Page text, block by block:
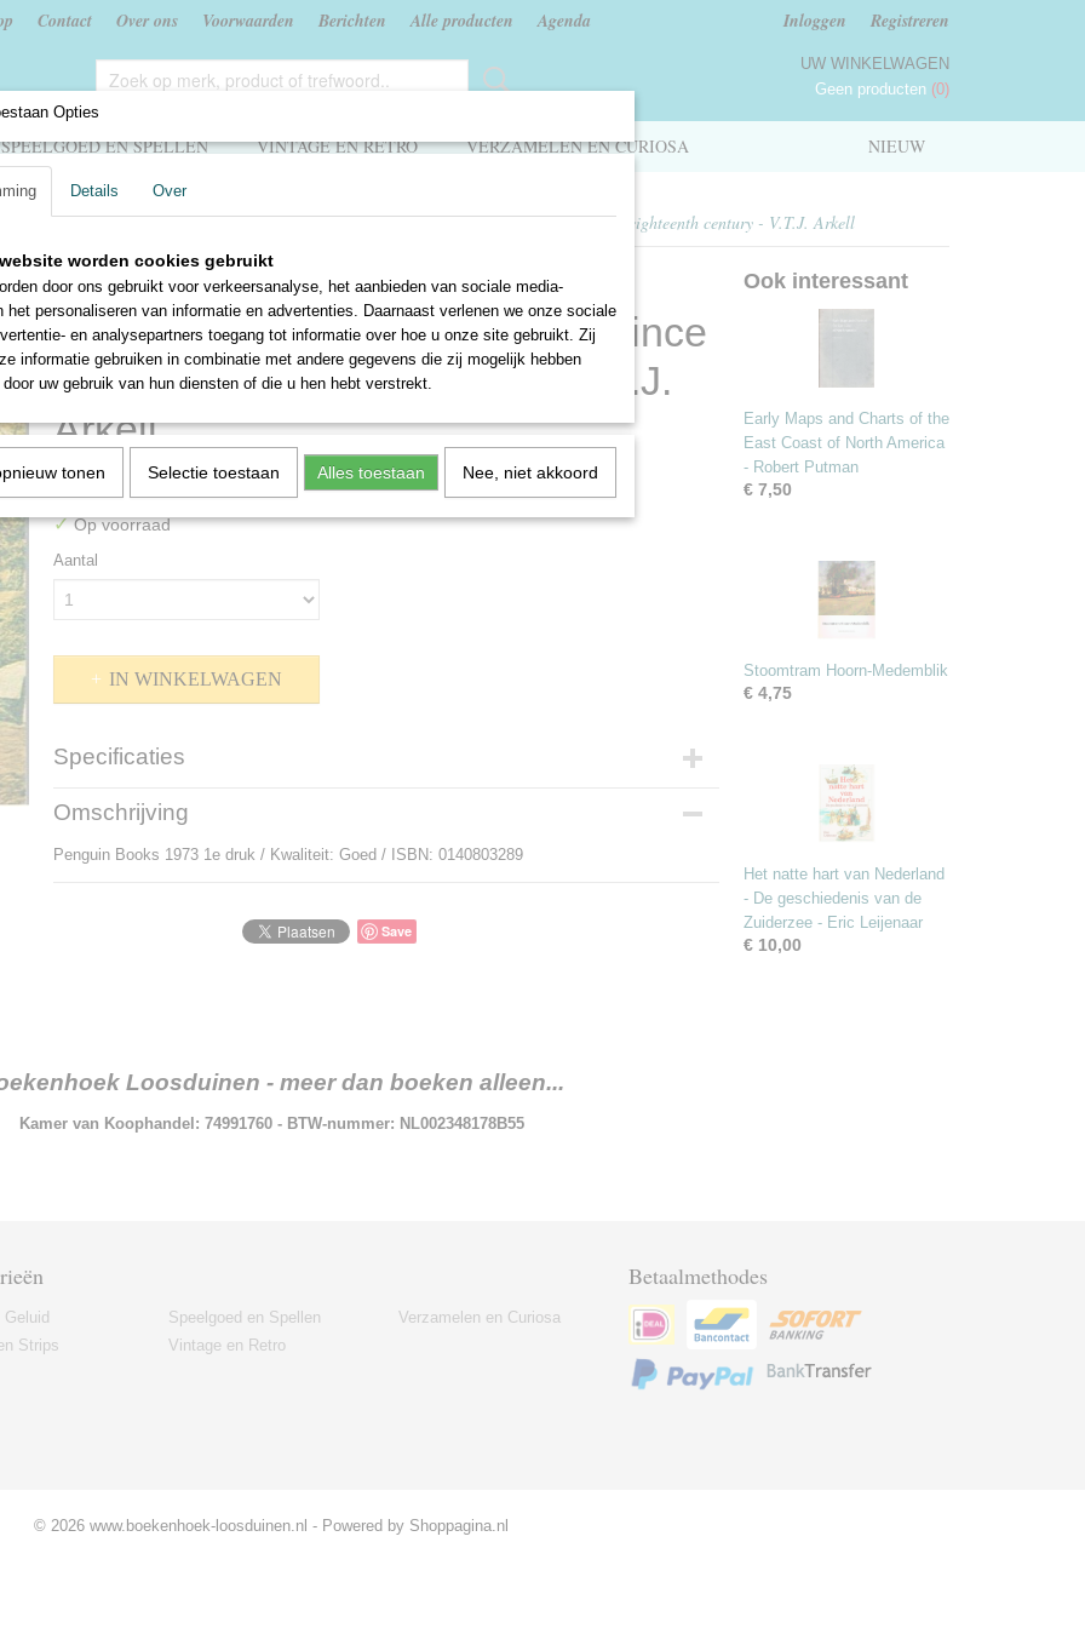
Contact Over ons Voorwaarden Berichten Alle producten Agenda Inloggen Registreren
UW WINKELWAGEN
Geen producten (0)
NIEUW
SPEELGOED EN SPELLEN VINTAGE EN RETRO VERZAMELEN EN CURIOSA
>Algemeen>Britain transformed - the development of British society since the mid-eighteenth century - V.T.J. Arkell
Britain transformed - the
development of British society since
the mid-eighteenth century - V.T.J.
Arkell
€ 6,75
✓Op voorraad
Aantal
IN WINKELWAGEN
Specificaties
Productcode
Bruto gewicht
Omschrijving
Penguin Books 1973 1e druk / Kwaliteit: Goed / ISBN: 0140803289
Save
Ook interessant
Early Maps and Charts of the
East Coast of North America
- Robert Putman
€ 7,50
Stoomtram Hoorn-Medemblik
€ 4,75
Het natte hart van Nederland
- De geschiedenis van de
Zuiderzee - Eric Leijenaar
€ 10,00
Loosduinen - meer dan boeken alleen...
Kamer van Koophandel: 74991760 - BTW-nummer: NL002348178B55
Strips
Speelgoed en Spellen
Vintage en Retro
Verzamelen en Curiosa
Betaalmethodes
© 2026 www.boekenhoek-loosduinen.nl - Powered by Shoppagina.nl
Opties
Details Over
worden cookies gebruikt
door ons gebruikt voor verkeersanalyse, het aanbieden van sociale media-
het personaliseren van informatie en advertenties. Daarnaast verlenen we onze sociale
en analysepartners toegang tot informatie over hoe u onze site gebruikt. Zij
informatie gebruiken in combinatie met andere gegevens die zij mogelijk hebben
uw gebruik van hun diensten of die u hen hebt verstrekt.
tonen Selectie toestaan Alles toestaan Nee, niet akkoord